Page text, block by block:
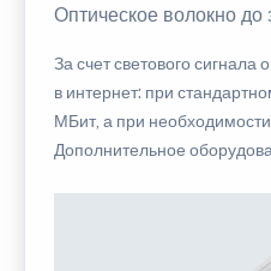
Оптическое волокно до
За счет светового сигнала
в интернет: при
МБит, а при
Дополнительное